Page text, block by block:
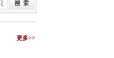
更多>>